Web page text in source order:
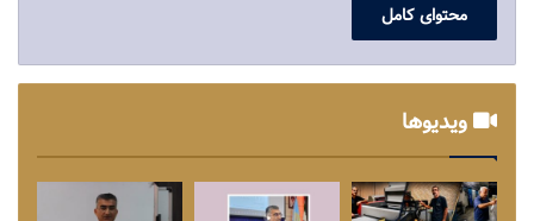
محتوای کامل
ویدیوها